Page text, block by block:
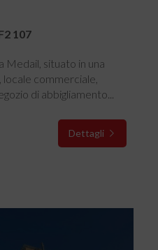
107
Medail, situato in una
commerciale,
di abbigliamento...
Dettagli